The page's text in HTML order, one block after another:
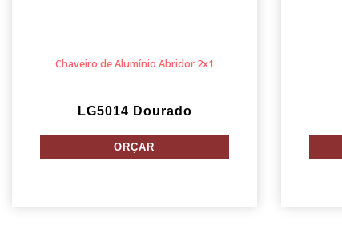
Chaveiro de Alumínio Abridor 2x1
LG5014 Dourado